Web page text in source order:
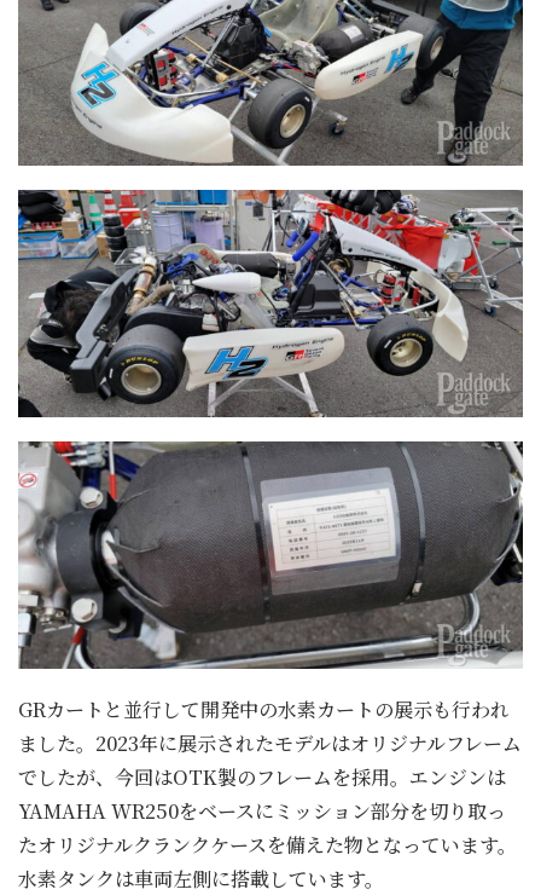
GRカートと並行して開発中の水素カートの展示も行われ
ました。2023年に展示されたモデルはオリジナルフレーム
でしたが、今回はOTK製のフレームを採用。エンジンは
YAMAHA WR250をベースにミッション部分を切り取っ
たオリジナルクランクケースを備えた物となっています。
水素タンクは車両左側に搭載しています。